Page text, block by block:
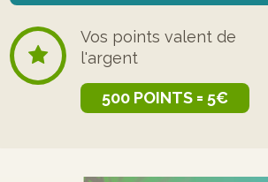
Vos points valent de
l'argent
500 POINTS = 5€